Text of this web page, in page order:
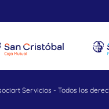
Servicios - Todos los